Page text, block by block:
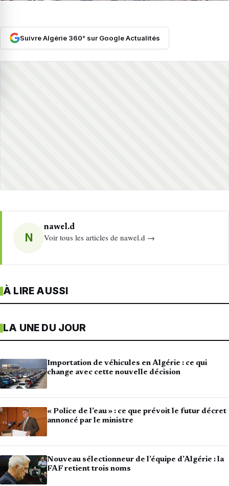
Suivre Algérie 360° sur Google Actualités
N
nawel.d
Voir tous les articles de nawel.d →
À LIRE AUSSI
LA UNE DU JOUR
Importation de véhicules en Algérie : ce qui
change avec cette nouvelle décision
« Police de l’eau » : ce que prévoit le futur décret
annoncé par le ministre
Nouveau sélectionneur de l’équipe d’Algérie : la
FAF retient trois noms